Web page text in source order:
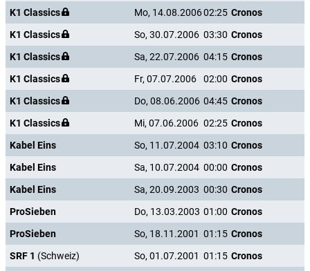
K1 Classics
Mo, 14.08.200602:25 Cronos
K1 Classics
So, 30.07.2006 03:30 Cronos
K1 Classics
Sa, 22.07.2006 04:15 Cronos
K1 Classics
Fr, 07.07.2006 02:00 Cronos
K1 Classics
Do, 08.06.2006 04:45 Cronos
K1 Classics
Mi, 07.06.2006 02:25 Cronos
Kabel Eins
So, 11.07.2004 03:10 Cronos
Kabel Eins
Sa, 10.07.2004 00:00 Cronos
Kabel Eins
Sa, 20.09.2003 00:30 Cronos
ProSieben
Do, 13.03.2003 01:00 Cronos
ProSieben
So, 18.11.2001 01:15 Cronos
SRF 1 (Schweiz) So, 01.07.2001 01:15 Cronos